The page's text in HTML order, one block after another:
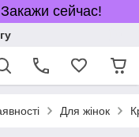
сейчас!
Для жінок